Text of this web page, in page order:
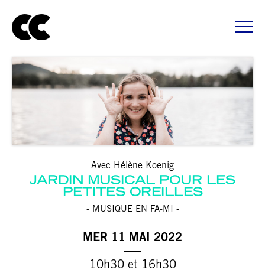
Avec Hélène Koenig
JARDIN MUSICAL POUR LES
PETITES OREILLES
- MUSIQUE EN FA-MI -
MER 11 MAI 2022
10h30 et 16h30